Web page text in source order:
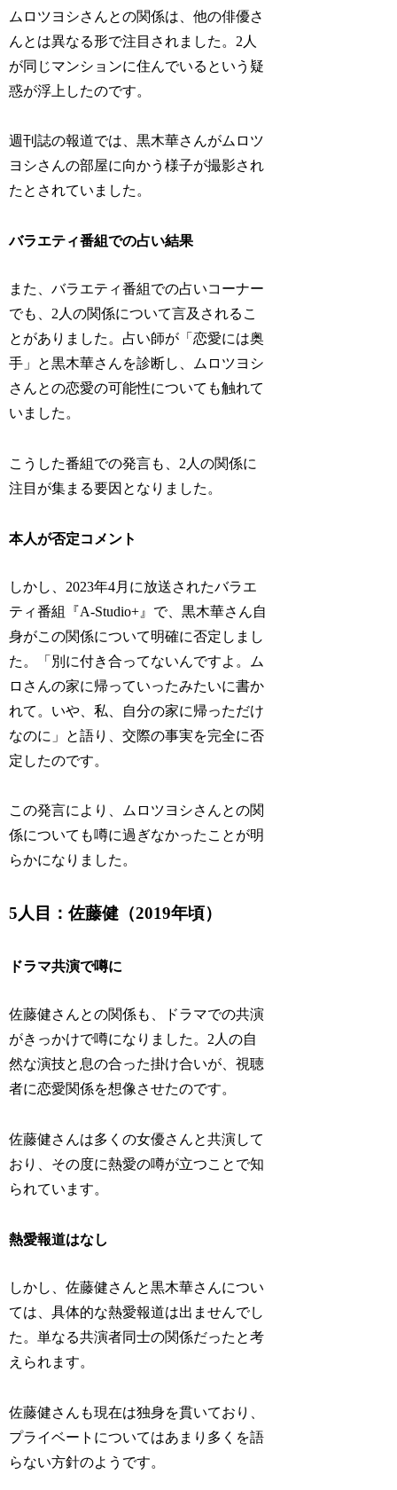
ムロツヨシさんとの関係は、他の俳優さ
んとは異なる形で注目されました。2人
が同じマンションに住んでいるという疑
惑が浮上したのです。
週刊誌の報道では、黒木華さんがムロツ
ヨシさんの部屋に向かう様子が撮影され
たとされていました。
バラエティ番組での占い結果
また、バラエティ番組での占いコーナー
でも、2人の関係について言及されるこ
とがありました。占い師が「恋愛には奥
手」と黒木華さんを診断し、ムロツヨシ
さんとの恋愛の可能性についても触れて
いました。
こうした番組での発言も、2人の関係に
注目が集まる要因となりました。
本人が否定コメント
しかし、2023年4月に放送されたバラエ
ティ番組『A-Studio+』で、黒木華さん自
身がこの関係について明確に否定しまし
た。「別に付き合ってないんですよ。ム
ロさんの家に帰っていったみたいに書か
れて。いや、私、自分の家に帰っただけ
なのに」と語り、交際の事実を完全に否
定したのです。
この発言により、ムロツヨシさんとの関
係についても噂に過ぎなかったことが明
らかになりました。
5人目：佐藤健（2019年頃）
ドラマ共演で噂に
佐藤健さんとの関係も、ドラマでの共演
がきっかけで噂になりました。2人の自
然な演技と息の合った掛け合いが、視聴
者に恋愛関係を想像させたのです。
佐藤健さんは多くの女優さんと共演して
おり、その度に熱愛の噂が立つことで知
られています。
熱愛報道はなし
しかし、佐藤健さんと黒木華さんについ
ては、具体的な熱愛報道は出ませんでし
た。単なる共演者同士の関係だったと考
えられます。
佐藤健さんも現在は独身を貫いており、
プライベートについてはあまり多くを語
らない方針のようです。